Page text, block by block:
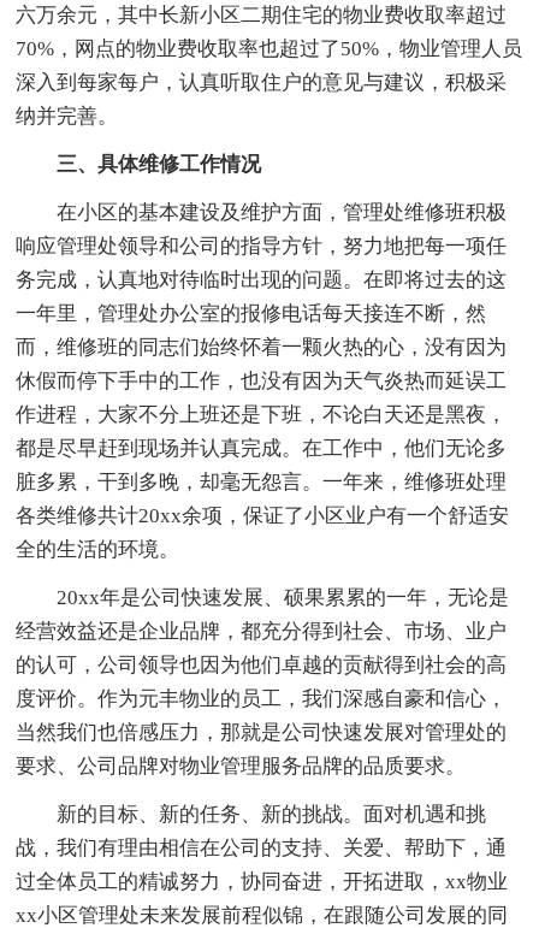
六万余元，其中长新小区二期住宅的物业费收取率超过
70%，网点的物业费收取率也超过了50%，物业管理人员
深入到每家每户，认真听取住户的意见与建议，积极采
纳并完善。
三、具体维修工作情况
在小区的基本建设及维护方面，管理处维修班积极
响应管理处领导和公司的指导方针，努力地把每一项任
务完成，认真地对待临时出现的问题。在即将过去的这
一年里，管理处办公室的报修电话每天接连不断，然
而，维修班的同志们始终怀着一颗火热的心，没有因为
休假而停下手中的工作，也没有因为天气炎热而延误工
作进程，大家不分上班还是下班，不论白天还是黑夜，
都是尽早赶到现场并认真完成。在工作中，他们无论多
脏多累，干到多晚，却毫无怨言。一年来，维修班处理
各类维修共计20xx余项，保证了小区业户有一个舒适安
全的生活的环境。
20xx年是公司快速发展、硕果累累的一年，无论是
经营效益还是企业品牌，都充分得到社会、市场、业户
的认可，公司领导也因为他们卓越的贡献得到社会的高
度评价。作为元丰物业的员工，我们深感自豪和信心，
当然我们也倍感压力，那就是公司快速发展对管理处的
要求、公司品牌对物业管理服务品牌的品质要求。
新的目标、新的任务、新的挑战。面对机遇和挑
战，我们有理由相信在公司的支持、关爱、帮助下，通
过全体员工的精诚努力，协同奋进，开拓进取，xx物业
xx小区管理处未来发展前程似锦，在跟随公司发展的同